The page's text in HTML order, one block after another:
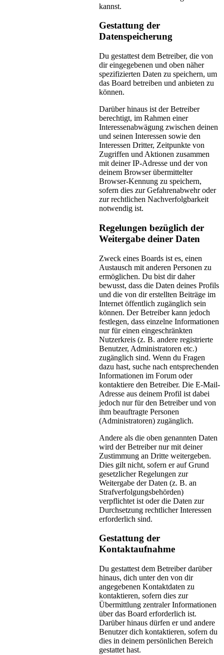
kannst.
Gestattung der
Datenspeicherung
Du gestattest dem Betreiber, die von
dir eingegebenen und oben näher
spezifizierten Daten zu speichern, um
das Board betreiben und anbieten zu
können.
Darüber hinaus ist der Betreiber
berechtigt, im Rahmen einer
Interessenabwägung zwischen deinen
und seinen Interessen sowie den
Interessen Dritter, Zeitpunkte von
Zugriffen und Aktionen zusammen
mit deiner IP-Adresse und der von
deinem Browser übermittelter
Browser-Kennung zu speichern,
sofern dies zur Gefahrenabwehr oder
zur rechtlichen Nachverfolgbarkeit
notwendig ist.
Regelungen bezüglich der
Weitergabe deiner Daten
Zweck eines Boards ist es, einen
Austausch mit anderen Personen zu
ermöglichen. Du bist dir daher
bewusst, dass die Daten deines Profils
und die von dir erstellten Beiträge im
Internet öffentlich zugänglich sein
können. Der Betreiber kann jedoch
festlegen, dass einzelne Informationen
nur für einen eingeschränkten
Nutzerkreis (z. B. andere registrierte
Benutzer, Administratoren etc.)
zugänglich sind. Wenn du Fragen
dazu hast, suche nach entsprechenden
Informationen im Forum oder
kontaktiere den Betreiber. Die E-Mail-
Adresse aus deinem Profil ist dabei
jedoch nur für den Betreiber und von
ihm beauftragte Personen
(Administratoren) zugänglich.
Andere als die oben genannten Daten
wird der Betreiber nur mit deiner
Zustimmung an Dritte weitergeben.
Dies gilt nicht, sofern er auf Grund
gesetzlicher Regelungen zur
Weitergabe der Daten (z. B. an
Strafverfolgungsbehörden)
verpflichtet ist oder die Daten zur
Durchsetzung rechtlicher Interessen
erforderlich sind.
Gestattung der
Kontaktaufnahme
Du gestattest dem Betreiber darüber
hinaus, dich unter den von dir
angegebenen Kontaktdaten zu
kontaktieren, sofern dies zur
Übermittlung zentraler Informationen
über das Board erforderlich ist.
Darüber hinaus dürfen er und andere
Benutzer dich kontaktieren, sofern du
dies in deinem persönlichen Bereich
gestattet hast.